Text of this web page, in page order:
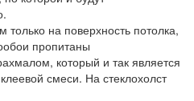
на поверхность потолка,
пропитаны
который и так является
смеси. На стеклохолст